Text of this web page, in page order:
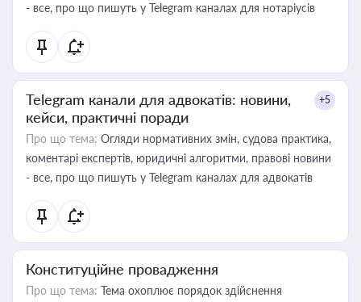
- все, про що пишуть у Telegram каналах для нотаріусів
Telegram канали для адвокатів: новини,
кейси, практичні поради
+5
Про що тема: Огляди нормативних змін, судова практика,
коментарі експертів, юридичні алгоритми, правові новини
- все, про що пишуть у Telegram каналах для адвокатів
Конституційне провадження
Про що тема: Тема охоплює порядок здійснення